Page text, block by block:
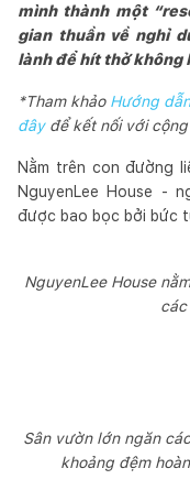
mình thành một
gian thuần về nghỉ
lành để hít thở không
*Tham khảo Hướng
đâyđể kết nối với
Nằm trên con đường
NguyenLee House -
được bao bọc bởi bức
NguyenLee House
Sân vườn lớn ngăn
khoảng đệm